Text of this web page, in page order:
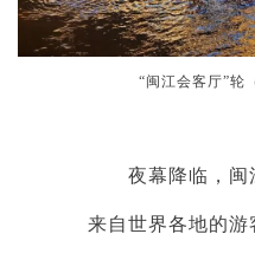
“闽江会客厅”轮
夜幕降临，闽
来自世界各地的游